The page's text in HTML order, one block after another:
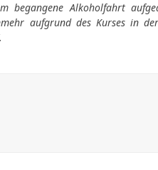
begangene Alkoholfahrt
aufgrund des Kurses in